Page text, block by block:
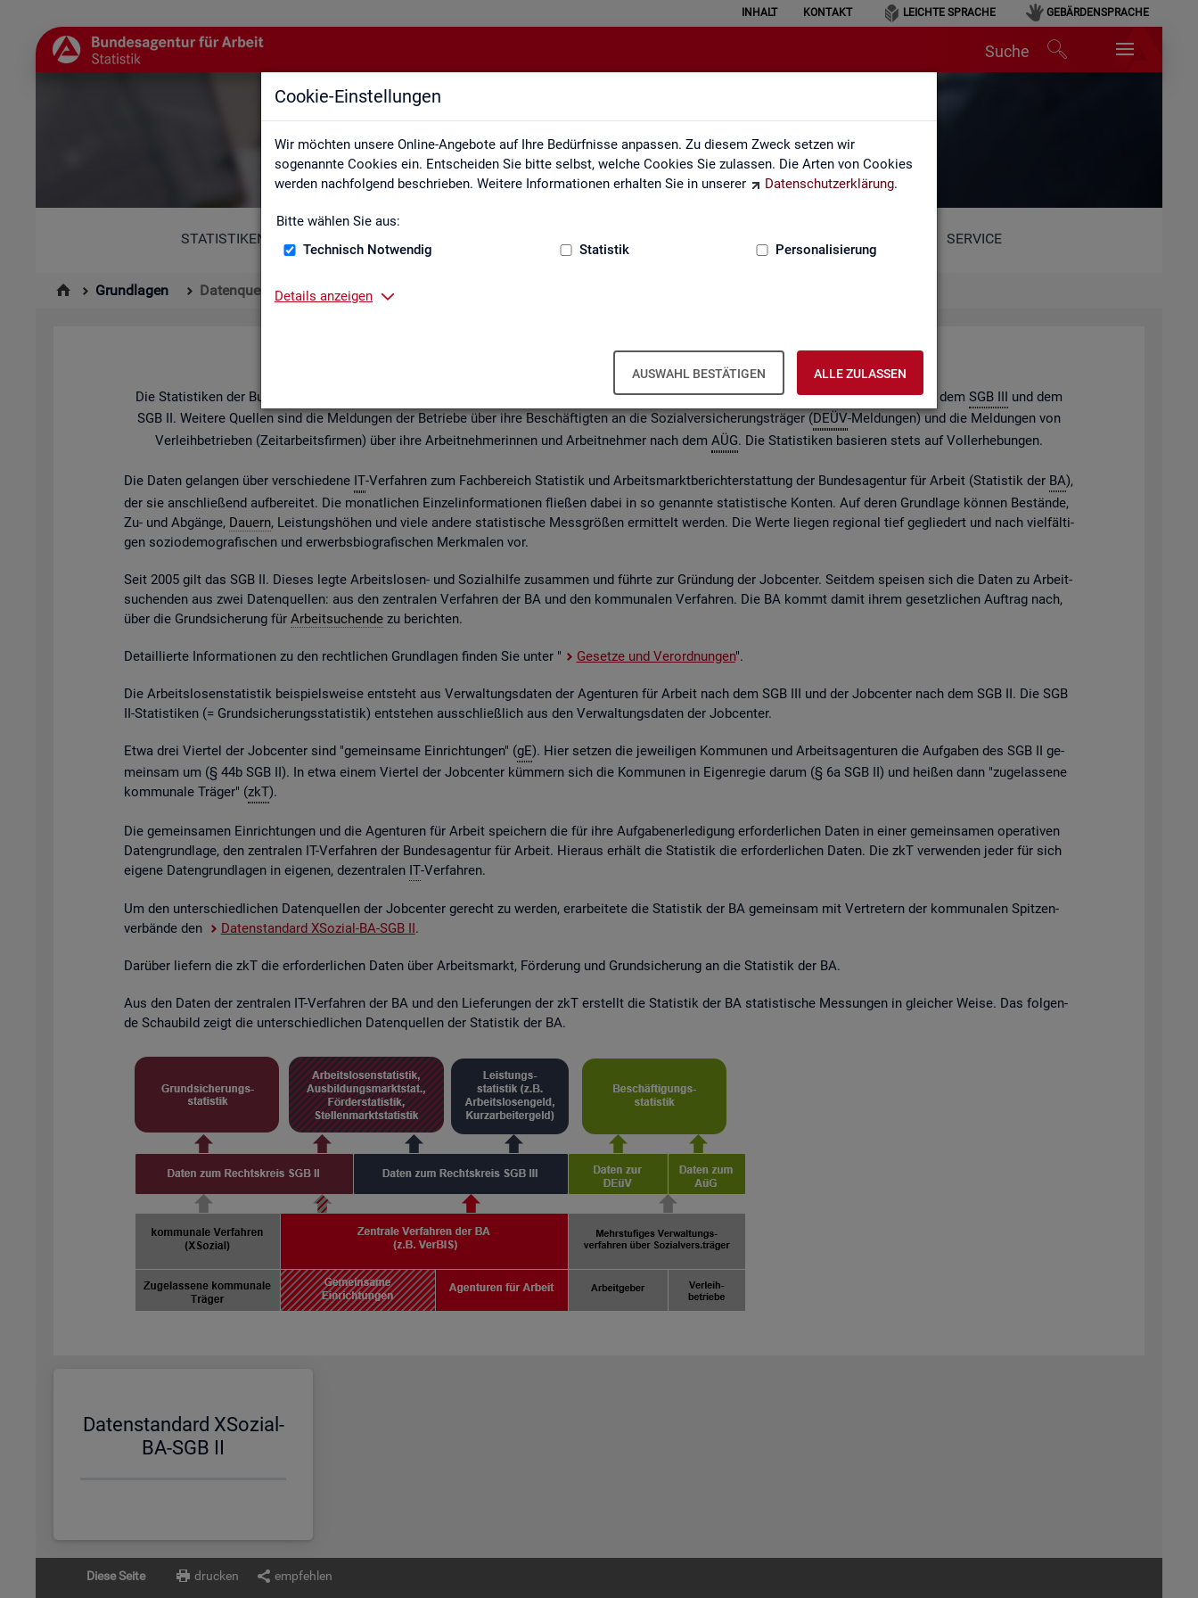
Cookie-Einstellungen
Wir möchten unsere Online-Angebote auf Ihre Bedürfnisse anpassen. Zu diesem Zweck setzen wir
sogenannte Cookies ein. Entscheiden Sie bitte selbst, welche Cookies Sie zulassen. Die Arten von Cookies
werden nachfolgend beschrieben. Weitere Informationen erhalten Sie in unserer
Datenschutzerklärung.
Bitte wählen Sie aus:
Technisch Notwendig
Statistik Personalisierung
Details anzeigen
AUSWAHL BESTÄTIGEN ALLE ZULASSEN
INHALT KONTAKT LEICHTE SPRACHE GEBÄRDENSPRACHE
Suche
Datenquellen
STATISTIKEN SERVICE
Grundlagen Datenquellen
Da­ten­quel­len
Die Sta­tis­ti­ken der Bun­des­agen­tur für Ar­beit ba­sie­ren über­wie­gend auf Ge­schäfts­da­ten der Agen­tu­ren für Ar­beit und derJob­cen­ternach dem SGB III und dem
SGB II. Wei­te­re Quel­len sind die Mel­dun­gen der Be­trie­be über ihre Be­schäf­tig­ten an die So­zi­al­ver­si­che­rungs­trä­ger (DEÜV-Mel­dun­gen) und die Mel­dun­gen von
Ver­leih­be­trie­ben (Zeit­ar­beits­fir­men) über ihre Ar­beit­neh­me­rin­nen und Ar­beit­neh­mer nach dem AÜG. Die Sta­tis­ti­ken ba­sie­ren stets auf Vol­l­er­he­bun­gen.
Die Daten ge­lan­gen über ver­schie­de­ne IT-Ver­fah­ren zum Fach­be­reich Sta­tis­tik und Ar­beits­markt­be­richt­erstat­tung der Bun­des­agen­tur für Ar­beit (Sta­tis­tik der BA),
der sie an­schlie­ßend auf­be­rei­tet. Die mo­nat­li­chen Ein­zel­in­for­ma­tio­nen flie­ßen dabei in so ge­nann­te sta­tis­ti­sche Kon­ten. Auf deren Grund­la­ge kön­nen Be­stän­de,
Zu- und Ab­gän­ge, Dau­ern, Leis­tungs­hö­hen und viele an­de­re sta­tis­ti­sche Mess­grö­ßen er­mit­telt wer­den. Die Werte lie­gen re­gio­nal tief ge­glie­dert und nach viel­fäl­ti­
gen so­zio­de­mo­gra­fi­schen und er­werbs­bio­gra­fi­schen Merk­ma­len vor.
Seit 2005 gilt das SGB II. Die­ses legte Ar­beits­lo­sen- und So­zi­al­hil­fe zu­sam­men und führ­te zur Grün­dung der Job­cen­ter. Seit­dem spei­sen sich die Daten zu Ar­beit­
su­chen­den aus zwei Da­ten­quel­len: aus den zen­tra­len Ver­fah­ren der BA und den kom­mu­na­len Ver­fah­ren. Die BA kommt damit ihrem ge­setz­li­chen Auf­trag nach,
über die Grund­si­che­rung für Ar­beit­su­chen­dezu be­rich­ten.
De­tail­lier­te In­for­ma­tio­nen zu den recht­li­chen Grund­la­gen fin­den Sie unter " Ge­set­ze und Ver­ord­nun­gen".
Die Ar­beits­lo­sen­sta­tis­tik bei­spiels­wei­se ent­steht aus Ver­wal­tungs­da­ten der Agen­tu­ren für Ar­beit nach dem SGB III und der Job­cen­ter nach dem SGB II. Die SGB
II-Sta­tis­ti­ken (= Grund­si­che­rungs­sta­tis­tik) ent­ste­hen aus­schlie­ß­lich aus den Ver­wal­tungs­da­ten der Job­cen­ter.
Etwa drei Vier­tel der Job­cen­ter sind "ge­mein­sa­me Ein­rich­tun­gen" (gE). Hier set­zen die je­wei­li­gen Kom­mu­nen und Ar­beits­agen­tu­ren die Auf­ga­ben des SGB II ge­
mein­sam um (§ 44b SGB II). In etwa einem Vier­tel der Job­cen­ter küm­mern sich die Kom­mu­nen in Ei­gen­re­gie darum (§ 6a SGB II) und hei­ßen dann "zu­ge­las­se­ne
kom­mu­na­le Trä­ger" (zkT).
Die ge­mein­sa­men Ein­rich­tun­gen und die Agen­tu­ren für Ar­beit spei­chern die für ihre Auf­ga­ben­er­le­di­gung er­for­der­li­chen Daten in einer ge­mein­sa­men ope­ra­ti­ven
Da­ten­grund­la­ge, den zen­tra­len IT-Ver­fah­ren der Bun­des­agen­tur für Ar­beit. Hier­aus er­hält die Sta­tis­tik die er­for­der­li­chen Daten. Die zkT ver­wen­den jeder für sich
ei­ge­ne Da­ten­grund­la­gen in ei­ge­nen, de­zen­tra­len IT-Ver­fah­ren.
Um den un­ter­schied­li­chen Da­ten­quel­len der Job­cen­ter ge­recht zu wer­den, er­ar­bei­te­te die Sta­tis­tik der BA ge­mein­sam mit Ver­tre­tern der kom­mu­na­len Spit­zen­
ver­bän­de den
Da­ten­stan­dard XSo­zi­al-BA-SGB II.
Dar­über lie­fern die zkT die er­for­der­li­chen Daten über Ar­beits­markt, För­de­rung und Grund­si­che­rung an die Sta­tis­tik der BA.
Aus den Daten der zen­tra­len IT-Ver­fah­ren der BA und den Lie­fe­run­gen der zkT er­stellt die Sta­tis­tik der BA sta­tis­ti­sche Mes­sun­gen in glei­cher Weise. Das fol­gen­
de Schau­bild zeigt die un­ter­schied­li­chen Da­ten­quel­len der Sta­tis­tik der BA.
Da­ten­stan­dard XSo­zi­al-
BA-SGB II
Diese Seite drucken empfehlen